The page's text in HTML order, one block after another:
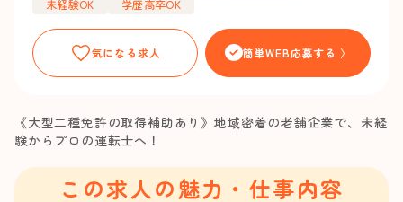
未経験OK
学歴高卒OK
気になる求人 簡単WEB応募する 〉
《大型二種免許の取得補助あり》地域密着の老舗企業で、未経
験からプロの運転士へ！
この求人の魅力・仕事内容